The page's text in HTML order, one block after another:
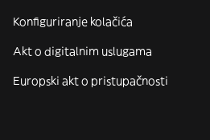
Konfiguriranje kolačića
Akt o digitalnim uslugama
Europski akt o pristupačnosti